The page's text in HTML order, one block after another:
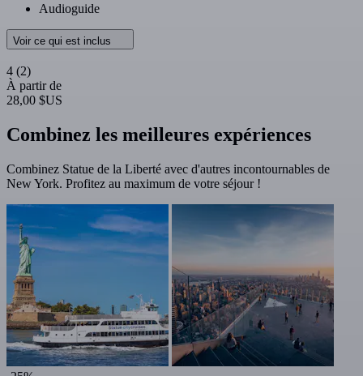
Audioguide
Voir ce qui est inclus
4 (2)
À partir de
28,00 $US
Combinez les meilleures expériences
Combinez Statue de la Liberté avec d'autres incontournables de
New York. Profitez au maximum de votre séjour !